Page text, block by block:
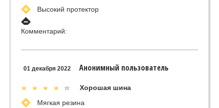
Высокий протектор
Комментарий:
01 декабря 2022 Анонимный пользователь
Хорошая шина
Мягкая резина